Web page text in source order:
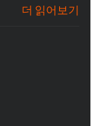
더 읽어보기